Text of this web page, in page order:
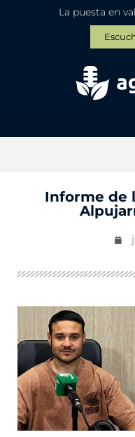
La puesta en
Informe de